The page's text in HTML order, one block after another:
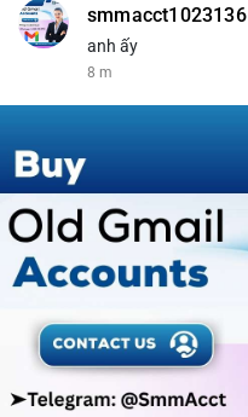
smmacct1023136
anh ấy
8 m